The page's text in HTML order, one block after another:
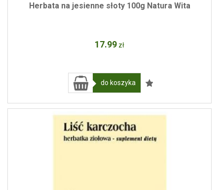
Herbata na jesienne słoty 100g Natura Wita
17.99 zł
do koszyka